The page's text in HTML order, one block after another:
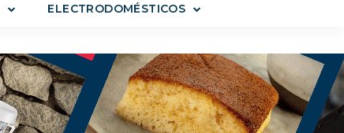
ELECTRODOMÉSTICOS